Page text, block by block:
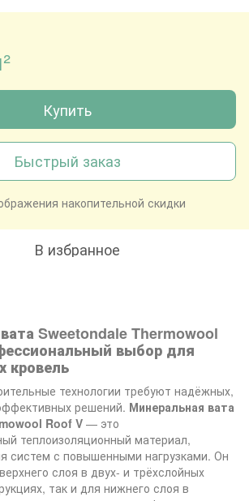
Купить
Быстрый заказ
накопительной скидки
В избранное
Sweetondale Thermowool
выбор для
кровель
технологии требуют надёжных,
решений. Минеральная вата
Roof V — это
теплоизоляционный материал,
систем с повышенными нагрузками. Он
слоя в двух- и трёхслойных
так и для нижнего слоя в